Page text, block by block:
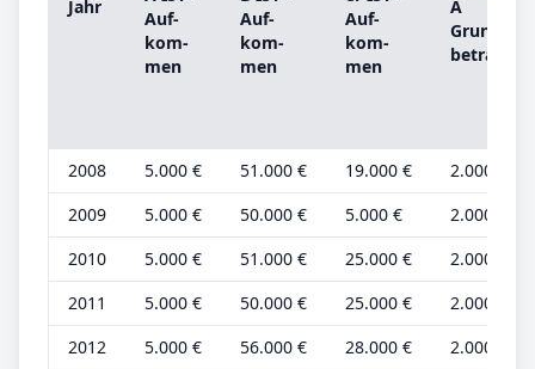
Jahr
Auf­
kom­
men
Auf­
kom­
men
Auf­
kom­
men
A
Grund­
be­trag
2008 5.000 € 51.000 € 19.000 €
2.000 €
2009
5.000 € 50.000 € 5.000 €
2.000 €
2010
5.000 € 51.000 € 25.000 €
2.000 €
2011
5.000 € 50.000 € 25.000 €
2.000 €
2012
5.000 € 56.000 € 28.000 €
2.000 €